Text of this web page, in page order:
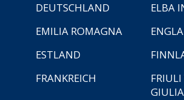
DEUTSCHLAND
ELBA
EMILIA ROMAGNA
ESTLAND
FRANKREICH
GIULIA